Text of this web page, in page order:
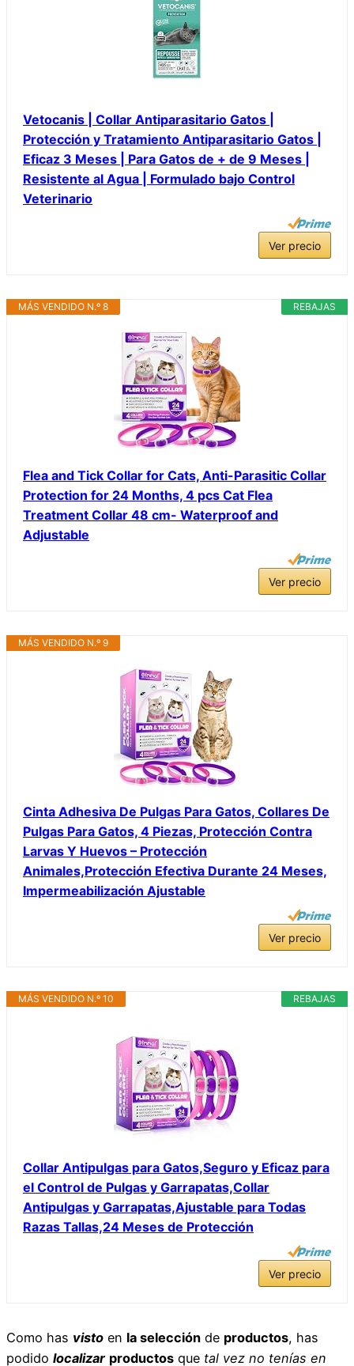
Vetocanis | Collar Antiparasitario Gatos |
Protección y Tratamiento Antiparasitario Gatos |
Eficaz 3 Meses | Para Gatos de + de 9 Meses |
Resistente al Agua | Formulado bajo Control
Veterinario
Ver precio
REBAJAS
MÁS VENDIDO N.º 8
Flea and Tick Collar for Cats, Anti-Parasitic Collar
Protection for 24 Months, 4 pcs Cat Flea
Treatment Collar 48 cm- Waterproof and
Adjustable
Ver precio
MÁS VENDIDO N.º 9
Cinta Adhesiva De Pulgas Para Gatos, Collares De
Pulgas Para Gatos, 4 Piezas, Protección Contra
Larvas Y Huevos – Protección
Animales,Protección Efectiva Durante 24 Meses,
Impermeabilización Ajustable
Ver precio
REBAJAS
MÁS VENDIDO N.º 10
Collar Antipulgas para Gatos,Seguro y Eficaz para
el Control de Pulgas y Garrapatas,Collar
Antipulgas y Garrapatas,Ajustable para Todas
Razas Tallas,24 Meses de Protección
Ver precio
Como has visto en la selección de productos, has
podido localizar productos que tal vez no tenías en